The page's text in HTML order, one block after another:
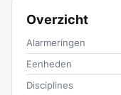
Overzicht
Alarmeringen
Eenheden
Disciplines